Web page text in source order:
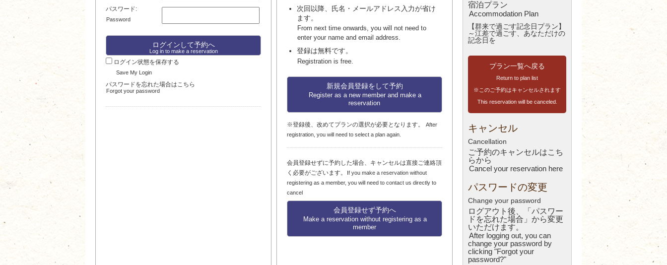
パスワード:
Password
Log in to make a reservation
ログイン状態を保存する
Save My Login
パスワードを忘れた場合はこちら
Forgot your password
次回以降、氏名・メールアドレス入力が省け
ます。
From next time onwards, you will not need to
enter your name and email address.
登録は無料です。
Registration is free.
新規会員登録をして予約
Register as a new member and make a
reservation
※登録後、改めてプランの選択が必要となります。
After
registration, you will need to select a plan again.
会員登録せずに予約した場合、キャンセルは直接ご連絡頂
く必要がございます。
If you make a reservation without
registering as a member, you will need to contact us directly to
cancel
会員登録せず予約へ
Make a reservation without registering as a
member
宿泊プラン
Accommodation Plan
【群来で過ごす記念日プラン】
～江差で過ごす、あなただけの
記念日を
プラン一覧へ戻る
Return to plan list
※このご予約はキャンセルされます
This reservation will be canceled.
キャンセル
Cancellation
ご予約のキャンセルはこち
らから
Cancel your reservation here
パスワードの変更
Change your password
ログアウト後、「パスワー
ドを忘れた場合」から変更
いただけます。
After logging out, you can
change your password by
clicking "Forgot your
password?"